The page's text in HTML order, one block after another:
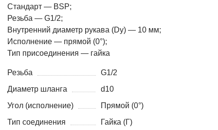
Стандарт — BSP;
Резьба — G1/2;
Внутренний диаметр рукава (Dy) — 10 мм;
Исполнение — прямой (0°);
Тип присоединения — гайка
Резьба
G1/2
Диаметр шланга
d10
Угол (исполнение)
Прямой (0°)
Тип соединения
Гайка (Г)